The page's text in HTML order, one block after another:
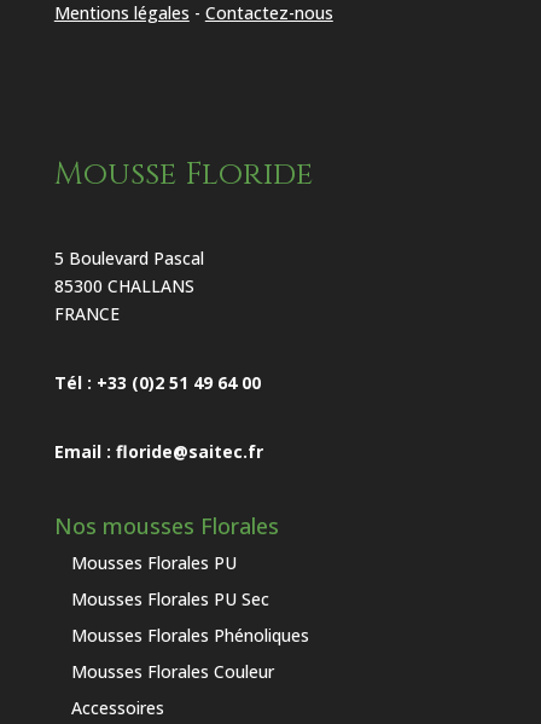
Mentions légales - Contactez-nous
Mousse Floride
5 Boulevard Pascal
85300 CHALLANS
FRANCE
Tél : +33 (0)2 51 49 64 00
Email : floride@saitec.fr
Nos mousses Florales
Mousses Florales PU
Mousses Florales PU Sec
Mousses Florales Phénoliques
Mousses Florales Couleur
Accessoires